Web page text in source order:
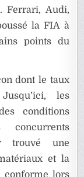
Ferrari, Audi,
la FIA à
points du
dont le taux
les
conditions
trouvé une
et la
conforme lors